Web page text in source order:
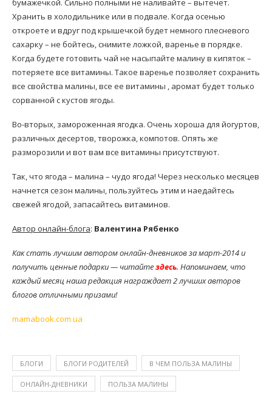
бумажечкой. Сильно полными не наливайте – вытечет.
Хранить в холодильнике или в подвале. Когда осенью
откроете и вдруг под крышечкой будет немного плесневого
сахарку – не бойтесь, снимите ложкой, варенье в порядке.
Когда будете готовить чай не насыпайте малину в кипяток –
потеряете все витамины. Такое варенье позволяет сохранить
все свойства малины, все ее витамины , аромат будет только
сорванной с кустов ягоды.
Во-вторых, замороженная ягодка. Очень хороша для йогуртов,
различных десертов, творожка, компотов. Опять же
разморозили и вот вам все витамины присутствуют.
Так, что ягода – малина – чудо ягода! Через несколько месяцев
начнется сезон малины, пользуйтесь этим и наедайтесь
свежей ягодой, запасайтесь витаминов.
Автор онлайн-блога: Валентина Рябенко
Как стать лучшим автором онлайн-дневников за март-2014 и
получить ценные подарки — читайтездесь. Напоминаем, что
каждый месяц наша редакция награждает 2 лучших авторов
блогов отличными призами!
mamabook.com.ua
БЛОГИ БЛОГИ РОДИТЕЛЕЙ В ЧЕМ ПОЛЬЗА МАЛИНЫ
ОНЛАЙН-ДНЕВНИКИ ПОЛЬЗА МАЛИНЫ